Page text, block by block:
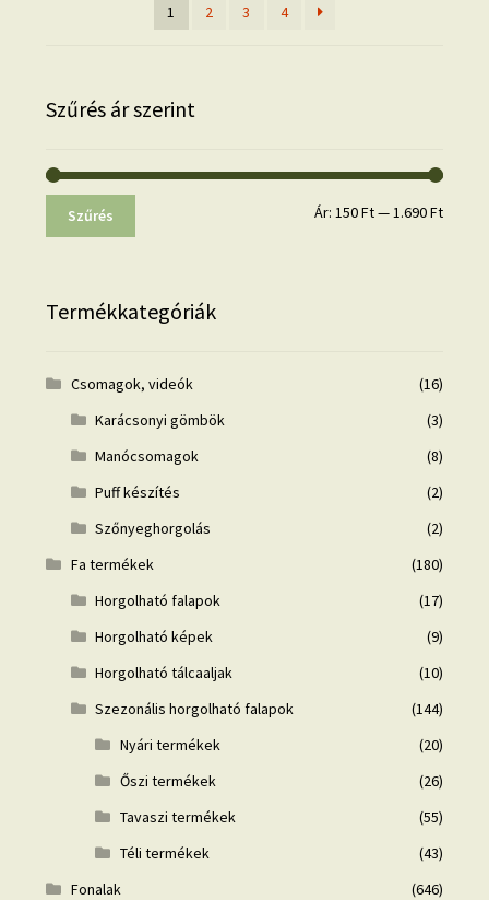
1 2 3 4
Szűrés ár szerint
Min
Max
Szűrés Ár:150 Ft—1.690 Ft
Termékkategóriák
Csomagok, videók
(16)
Karácsonyi gömbök
(3)
Manócsomagok
(8)
Puff készítés
(2)
Szőnyeghorgolás
(2)
Fa termékek
(180)
Horgolható falapok
(17)
Horgolható képek
(9)
Horgolható tálcaaljak
(10)
Szezonális horgolható falapok
(144)
Nyári termékek
(20)
Őszi termékek
(26)
Tavaszi termékek
(55)
Téli termékek
(43)
Fonalak
(646)